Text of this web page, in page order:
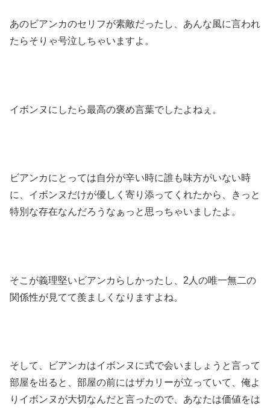
あのビアンカのセリフが素敵だったし、あんな風に言われ
たらそりゃ号泣しちゃいますよ。
イボンヌにしたら最高の褒め言葉でしたよねぇ。
ビアンカにとっては自分が辛い時に誰も味方がいない時
に、イボンヌだけが優しく寄り添ってくれたから、きっと
特別な存在なんだろうなぁっと思っちゃいましたよ。
そこが義理堅いビアンカらしかったし、2人の唯一無二の
関係性が見てて羨ましくなりますよね。
そして、ビアンカはイボンヌに式で会いましょうと言って
部屋を出ると、部屋の前にはザカリーが立っていて、俺よ
りイボンヌが大切なんだと言ったので、あなたは価値をは